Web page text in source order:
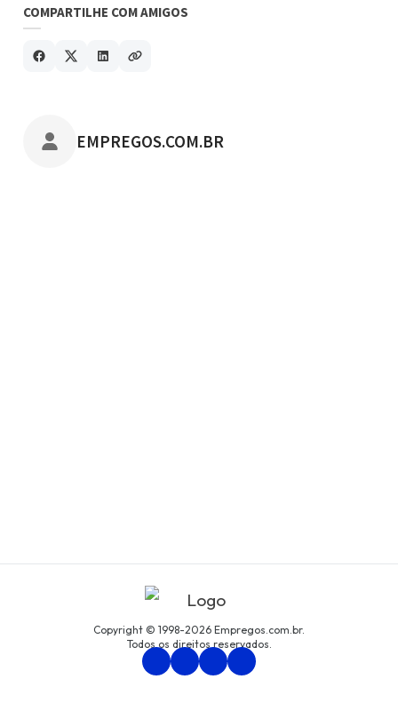
COMPARTILHE COM AMIGOS
POSTADO POR
EMPREGOS.COM.BR
Copyright © 1998-2026 Empregos.com.br.
Todos os direitos reservados.